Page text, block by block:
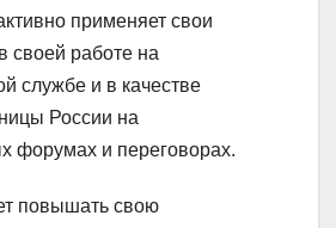
применяет свои
своей работе на
службе и в качестве
России на
форумах и переговорах.
повышать свою